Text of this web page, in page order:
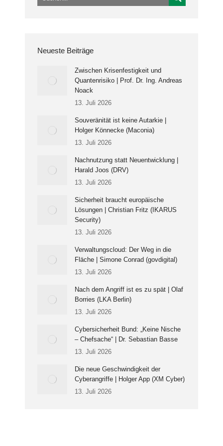
Neueste Beiträge
Zwischen Krisenfestigkeit und
Quantenrisiko | Prof. Dr. Ing. Andreas
Noack
13. Juli 2026
Souveränität ist keine Autarkie |
Holger Könnecke (Maconia)
13. Juli 2026
Nachnutzung statt Neuentwicklung |
Harald Joos (DRV)
13. Juli 2026
Sicherheit braucht europäische
Lösungen | Christian Fritz (IKARUS
Security)
13. Juli 2026
Verwaltungscloud: Der Weg in die
Fläche | Simone Conrad (govdigital)
13. Juli 2026
Nach dem Angriff ist es zu spät | Olaf
Borries (LKA Berlin)
13. Juli 2026
Cybersicherheit Bund: „Keine Nische
– Chefsache“ | Dr. Sebastian Basse
13. Juli 2026
Die neue Geschwindigkeit der
Cyberangriffe | Holger App (XM Cyber)
13. Juli 2026